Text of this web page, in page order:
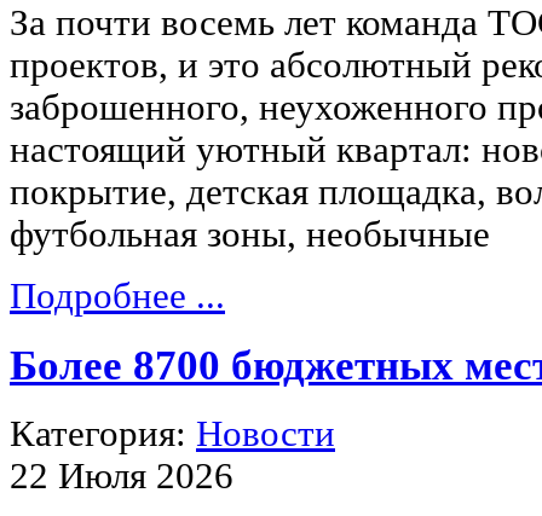
За почти восемь лет команда
проектов, и это абсолютный
заброшенного, неухоженного
настоящий уютный квартал:
покрытие, детская площадка,
футбольная зоны, необычные
Подробнее ...
Более 8700 бюджетных
Категория: Новости
22 Июля 2026